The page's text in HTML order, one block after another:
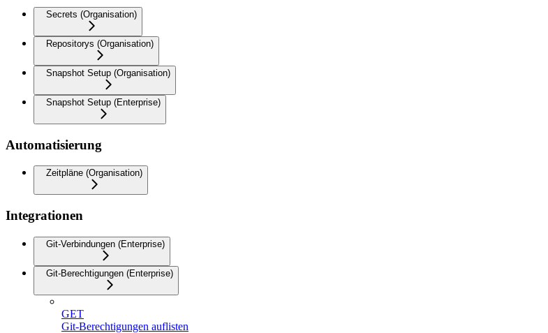
Secrets (Organisation)
Repositorys (Organisation)
Snapshot Setup (Organisation)
Snapshot Setup (Enterprise)
Automatisierung
Zeitpläne (Organisation)
Integrationen
Git-Verbindungen (Enterprise)
Git-Berechtigungen (Enterprise)
GET
Git-Berechtigungen auflisten